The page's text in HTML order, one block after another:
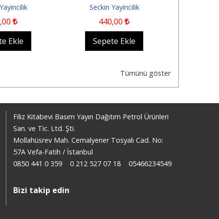
,00
Ekle
Seckin Yayincilik
440,00
Sepete Ekle
Tümünü göster
Filiz Kitabevi Basım Yayın Dağıtım Petrol Ürünleri
San. ve Tic. Ltd. Şti.
Mollahüsrev Mah. Cemalyener Tosyalı Cad. No:
57A Vefa-Fatih / İstanbul
0850 441 0 359
0 212 527 07 18 05466234549
Bizi takip edin